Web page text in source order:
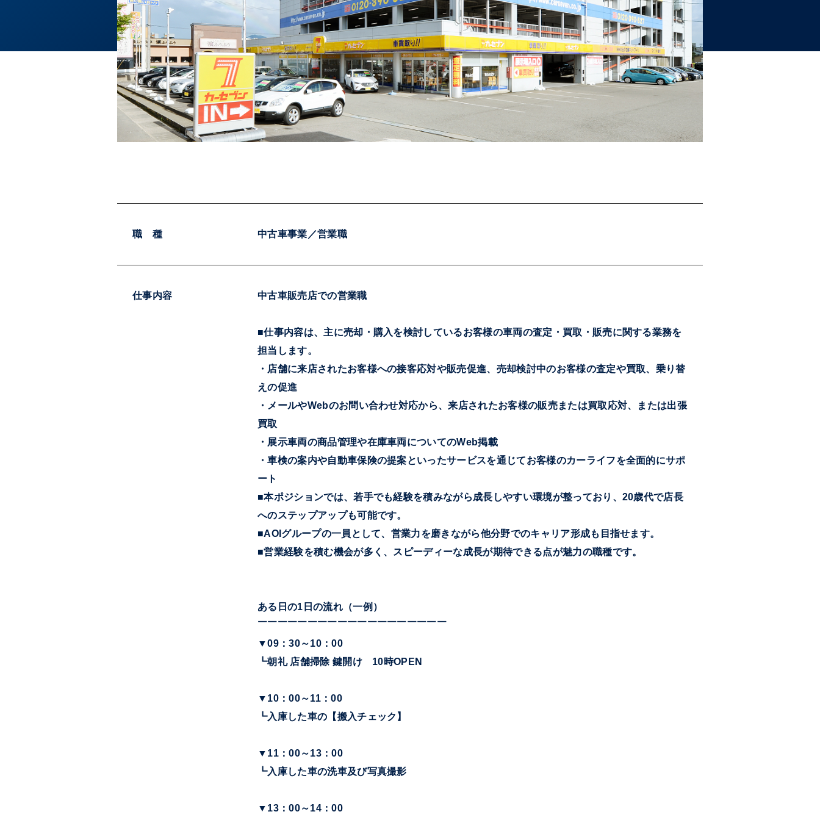
職 種 中古車事業／営業職
仕事内容 中古車販売店での営業職
■仕事内容は、主に売却・購入を検討しているお客様の車両の査定・買取・販売に関する業務を
担当します。
・店舗に来店されたお客様への接客応対や販売促進、売却検討中のお客様の査定や買取、乗り替
えの促進
・メールやWebのお問い合わせ対応から、来店されたお客様の販売または買取応対、または出張
買取
・展示車両の商品管理や在庫車両についてのWeb掲載
・車検の案内や自動車保険の提案といったサービスを通じてお客様のカーライフを全面的にサポ
ート
■本ポジションでは、若手でも経験を積みながら成長しやすい環境が整っており、20歳代で店長
へのステップアップも可能です。
■AOIグループの一員として、営業力を磨きながら他分野でのキャリア形成も目指せます。
■営業経験を積む機会が多く、スピーディーな成長が期待できる点が魅力の職種です。
ある日の1日の流れ（一例）
￣￣￣￣￣￣￣￣￣￣￣￣￣￣￣￣￣￣￣
▼09：30～10：00
┗朝礼 店舗掃除 鍵開け 10時OPEN
▼10：00～11：00
┗入庫した車の【搬入チェック】
▼11：00～13：00
┗入庫した車の洗車及び写真撮影
▼13：00～14：00